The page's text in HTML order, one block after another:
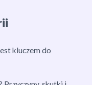
kluczem do